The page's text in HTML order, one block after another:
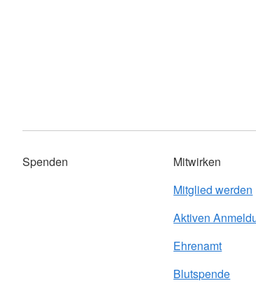
Spenden
Mitwirken
Mitglied werden
Aktiven
Ehrenamt
Blutspende